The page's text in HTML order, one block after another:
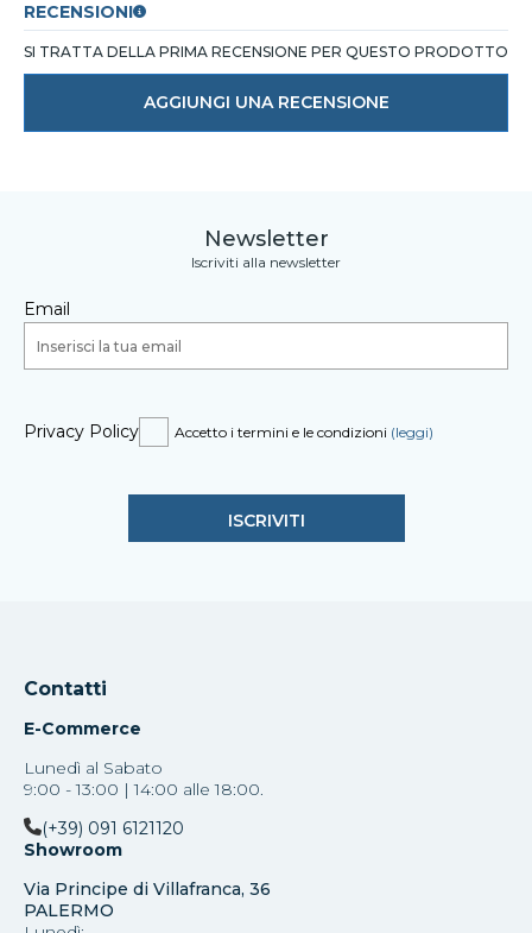
RECENSIONI
SI TRATTA DELLA PRIMA RECENSIONE PER QUESTO PRODOTTO
AGGIUNGI UNA RECENSIONE
Newsletter
Iscriviti alla newsletter
Email
Privacy Policy Accetto i termini e le condizioni (leggi)
Contatti
E-Commerce
Lunedì al Sabato
9:00 - 13:00 | 14:00 alle 18:00.
(+39) 091 6121120
Showroom
Via Principe di Villafranca, 36
PALERMO